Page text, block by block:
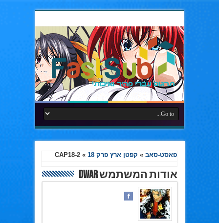
פאסט-סאב » קפטן ארץ פרק 18 »
CAP18-2
אודות המשתמש Dwar